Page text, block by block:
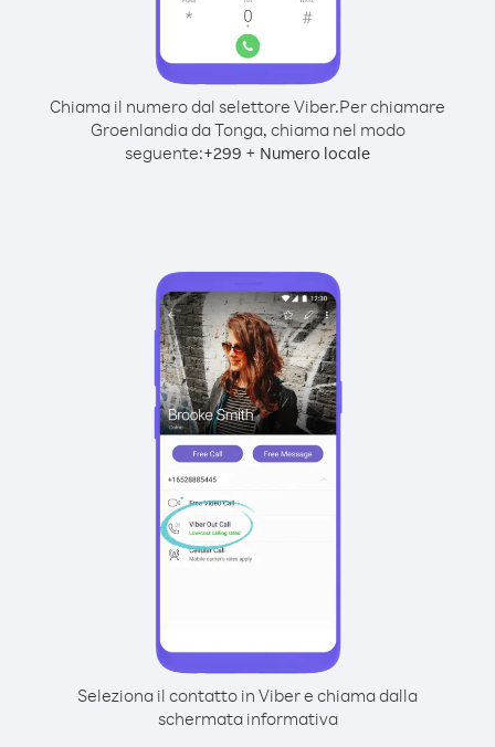
Chiama il numero dal selettore Viber.Per chiamare
Groenlandia da Tonga, chiama nel modo
seguente:+299 + Numero locale
Seleziona il contatto in Viber e chiama dalla
schermata informativa